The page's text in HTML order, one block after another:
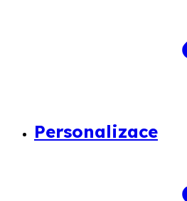
Personalizace